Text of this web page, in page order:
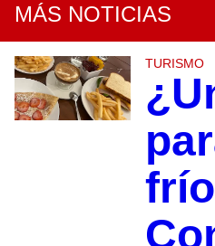
MÁS NOTICIAS
TURISMO